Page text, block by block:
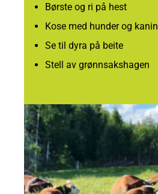
Børste og ri på hest
Kose med hunder og kanin
Se til dyra på beite
Stell av grønnsakshagen